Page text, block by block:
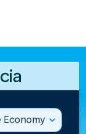
Economy expand_more